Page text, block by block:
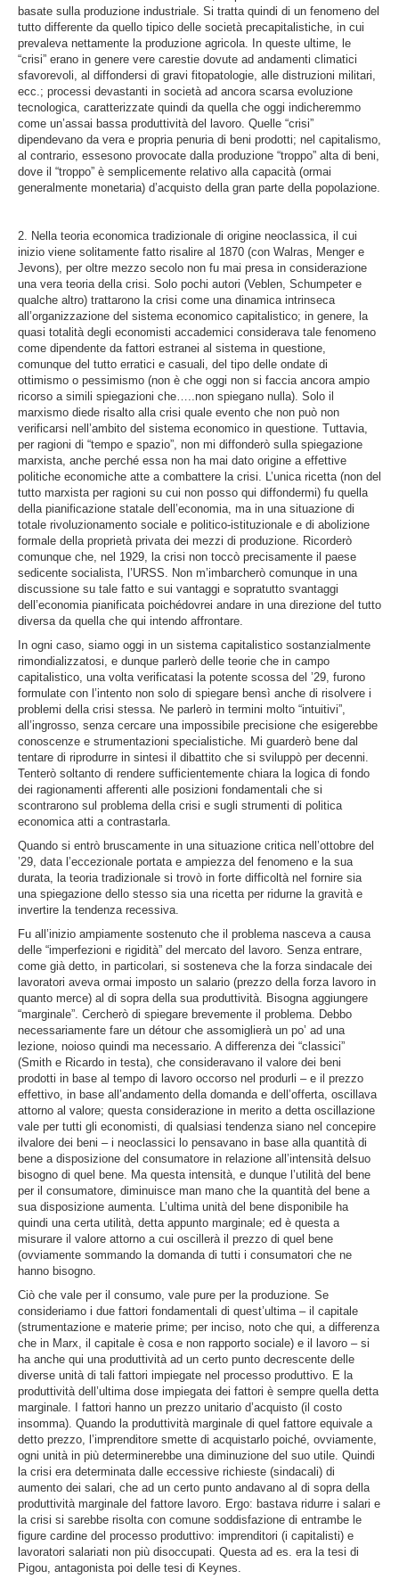
basate sulla produzione industriale. Si tratta quindi di un fenomeno del
tutto differente da quello tipico delle società precapitalistiche, in cui
prevaleva nettamente la produzione agricola. In queste ultime, le
“crisi” erano in genere vere carestie dovute ad andamenti climatici
sfavorevoli, al diffondersi di gravi fitopatologie, alle distruzioni militari,
ecc.; processi devastanti in società ad ancora scarsa evoluzione
tecnologica, caratterizzate quindi da quella che oggi indicheremmo
come un’assai bassa produttività del lavoro. Quelle “crisi”
dipendevano da vera e propria penuria di beni prodotti; nel capitalismo,
al contrario, essesono provocate dalla produzione “troppo” alta di beni,
dove il “troppo” è semplicemente relativo alla capacità (ormai
generalmente monetaria) d’acquisto della gran parte della popolazione.
2. Nella teoria economica tradizionale di origine neoclassica, il cui
inizio viene solitamente fatto risalire al 1870 (con Walras, Menger e
Jevons), per oltre mezzo secolo non fu mai presa in considerazione
una vera teoria della crisi. Solo pochi autori (Veblen, Schumpeter e
qualche altro) trattarono la crisi come una dinamica intrinseca
all’organizzazione del sistema economico capitalistico; in genere, la
quasi totalità degli economisti accademici considerava tale fenomeno
come dipendente da fattori estranei al sistema in questione,
comunque del tutto erratici e casuali, del tipo delle ondate di
ottimismo o pessimismo (non è che oggi non si faccia ancora ampio
ricorso a simili spiegazioni che…..non spiegano nulla). Solo il
marxismo diede risalto alla crisi quale evento che non può non
verificarsi nell’ambito del sistema economico in questione. Tuttavia,
per ragioni di “tempo e spazio”, non mi diffonderò sulla spiegazione
marxista, anche perché essa non ha mai dato origine a effettive
politiche economiche atte a combattere la crisi. L’unica ricetta (non del
tutto marxista per ragioni su cui non posso qui diffondermi) fu quella
della pianificazione statale dell’economia, ma in una situazione di
totale rivoluzionamento sociale e politico-istituzionale e di abolizione
formale della proprietà privata dei mezzi di produzione. Ricorderò
comunque che, nel 1929, la crisi non toccò precisamente il paese
sedicente socialista, l’URSS. Non m’imbarcherò comunque in una
discussione su tale fatto e sui vantaggi e sopratutto svantaggi
dell’economia pianificata poichédovrei andare in una direzione del tutto
diversa da quella che qui intendo affrontare.
In ogni caso, siamo oggi in un sistema capitalistico sostanzialmente
rimondializzatosi, e dunque parlerò delle teorie che in campo
capitalistico, una volta verificatasi la potente scossa del ’29, furono
formulate con l’intento non solo di spiegare bensì anche di risolvere i
problemi della crisi stessa. Ne parlerò in termini molto “intuitivi”,
all’ingrosso, senza cercare una impossibile precisione che esigerebbe
conoscenze e strumentazioni specialistiche. Mi guarderò bene dal
tentare di riprodurre in sintesi il dibattito che si sviluppò per decenni.
Tenterò soltanto di rendere sufficientemente chiara la logica di fondo
dei ragionamenti afferenti alle posizioni fondamentali che si
scontrarono sul problema della crisi e sugli strumenti di politica
economica atti a contrastarla.
Quando si entrò bruscamente in una situazione critica nell’ottobre del
’29, data l’eccezionale portata e ampiezza del fenomeno e la sua
durata, la teoria tradizionale si trovò in forte difficoltà nel fornire sia
una spiegazione dello stesso sia una ricetta per ridurne la gravità e
invertire la tendenza recessiva.
Fu all’inizio ampiamente sostenuto che il problema nasceva a causa
delle “imperfezioni e rigidità” del mercato del lavoro. Senza entrare,
come già detto, in particolari, si sosteneva che la forza sindacale dei
lavoratori aveva ormai imposto un salario (prezzo della forza lavoro in
quanto merce) al di sopra della sua produttività. Bisogna aggiungere
“marginale”. Cercherò di spiegare brevemente il problema. Debbo
necessariamente fare un détour che assomiglierà un po’ ad una
lezione, noioso quindi ma necessario. A differenza dei “classici”
(Smith e Ricardo in testa), che consideravano il valore dei beni
prodotti in base al tempo di lavoro occorso nel produrli – e il prezzo
effettivo, in base all’andamento della domanda e dell’offerta, oscillava
attorno al valore; questa considerazione in merito a detta oscillazione
vale per tutti gli economisti, di qualsiasi tendenza siano nel concepire
ilvalore dei beni – i neoclassici lo pensavano in base alla quantità di
bene a disposizione del consumatore in relazione all’intensità delsuo
bisogno di quel bene. Ma questa intensità, e dunque l’utilità del bene
per il consumatore, diminuisce man mano che la quantità del bene a
sua disposizione aumenta. L’ultima unità del bene disponibile ha
quindi una certa utilità, detta appunto marginale; ed è questa a
misurare il valore attorno a cui oscillerà il prezzo di quel bene
(ovviamente sommando la domanda di tutti i consumatori che ne
hanno bisogno.
Ciò che vale per il consumo, vale pure per la produzione. Se
consideriamo i due fattori fondamentali di quest’ultima – il capitale
(strumentazione e materie prime; per inciso, noto che qui, a differenza
che in Marx, il capitale è cosa e non rapporto sociale) e il lavoro – si
ha anche qui una produttività ad un certo punto decrescente delle
diverse unità di tali fattori impiegate nel processo produttivo. E la
produttività dell’ultima dose impiegata dei fattori è sempre quella detta
marginale. I fattori hanno un prezzo unitario d’acquisto (il costo
insomma). Quando la produttività marginale di quel fattore equivale a
detto prezzo, l’imprenditore smette di acquistarlo poiché, ovviamente,
ogni unità in più determinerebbe una diminuzione del suo utile. Quindi
la crisi era determinata dalle eccessive richieste (sindacali) di
aumento dei salari, che ad un certo punto andavano al di sopra della
produttività marginale del fattore lavoro. Ergo: bastava ridurre i salari e
la crisi si sarebbe risolta con comune soddisfazione di entrambe le
figure cardine del processo produttivo: imprenditori (i capitalisti) e
lavoratori salariati non più disoccupati. Questa ad es. era la tesi di
Pigou, antagonista poi delle tesi di Keynes.